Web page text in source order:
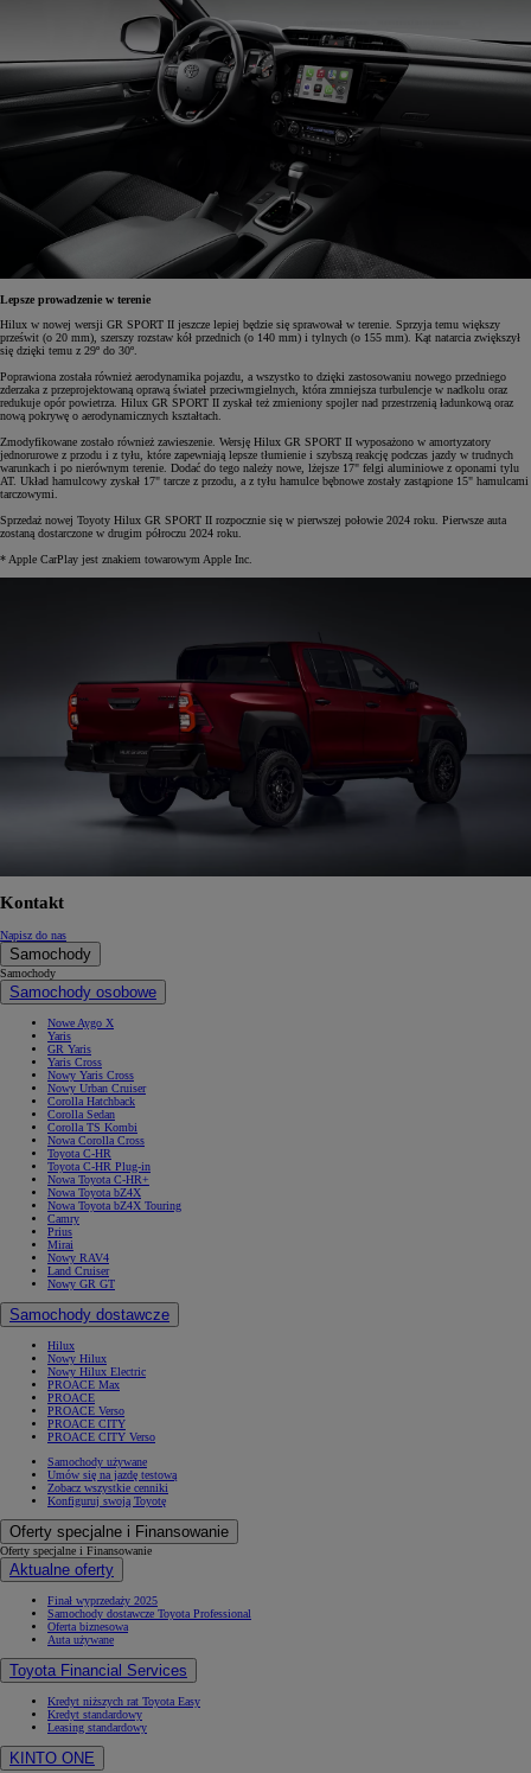
Lepsze prowadzenie w terenie
Hilux w nowej wersji GR SPORT II jeszcze lepiej będzie się sprawował w terenie. Sprzyja temu większy
prześwit (o 20 mm), szerszy rozstaw kół przednich (o 140 mm) i tylnych (o 155 mm). Kąt natarcia zwiększył
się dzięki temu z 29º do 30º.
Poprawiona została również aerodynamika pojazdu, a wszystko to dzięki zastosowaniu nowego przedniego
zderzaka z przeprojektowaną oprawą świateł przeciwmgielnych, która zmniejsza turbulencje w nadkolu oraz
redukuje opór powietrza. Hilux GR SPORT II zyskał też zmieniony spojler nad przestrzenią ładunkową oraz
nową pokrywę o aerodynamicznych kształtach.
Zmodyfikowane zostało również zawieszenie. Wersję Hilux GR SPORT II wyposażono w amortyzatory
jednorurowe z przodu i z tyłu, które zapewniają lepsze tłumienie i szybszą reakcję podczas jazdy w trudnych
warunkach i po nierównym terenie. Dodać do tego należy nowe, lżejsze 17" felgi aluminiowe z oponami tylu
AT. Układ hamulcowy zyskał 17" tarcze z przodu, a z tyłu hamulce bębnowe zostały zastąpione 15" hamulcami
tarczowymi.
Sprzedaż nowej Toyoty Hilux GR SPORT II rozpocznie się w pierwszej połowie 2024 roku. Pierwsze auta
zostaną dostarczone w drugim półroczu 2024 roku.
* Apple CarPlay jest znakiem towarowym Apple Inc.
Kontakt
Napisz do nas
Samochody
Samochody
Samochody osobowe
Nowe Aygo X
Yaris
GR Yaris
Yaris Cross
Nowy Yaris Cross
Nowy Urban Cruiser
Corolla Hatchback
Corolla Sedan
Corolla TS Kombi
Nowa Corolla Cross
Toyota C-HR
Toyota C-HR Plug-in
Nowa Toyota C-HR+
Nowa Toyota bZ4X
Nowa Toyota bZ4X Touring
Camry
Prius
Mirai
Nowy RAV4
Land Cruiser
Nowy GR GT
Samochody dostawcze
Hilux
Nowy Hilux
Nowy Hilux Electric
PROACE Max
PROACE
PROACE Verso
PROACE CITY
PROACE CITY Verso
Samochody używane
Umów się na jazdę testową
Zobacz wszystkie cenniki
Konfiguruj swoją Toyotę
Oferty specjalne i Finansowanie
Oferty specjalne i Finansowanie
Aktualne oferty
Finał wyprzedaży 2025
Samochody dostawcze Toyota Professional
Oferta biznesowa
Auta używane
Toyota Financial Services
Kredyt niższych rat Toyota Easy
Kredyt standardowy
Leasing standardowy
KINTO ONE